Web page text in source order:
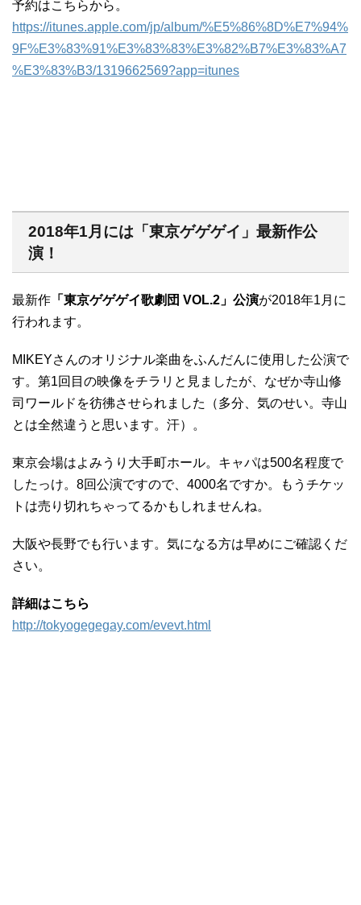
予約はこちらから。
https://itunes.apple.com/jp/album/%E5%86%8D%E7%94%
9F%E3%83%91%E3%83%83%E3%82%B7%E3%83%A7
%E3%83%B3/1319662569?app=itunes
2018年1月には「東京ゲゲゲイ」最新作公
演！
最新作 「東京ゲゲゲイ歌劇団 VOL.2」公演が2018年1月に
行われます。
MIKEYさんのオリジナル楽曲をふんだんに使用した公演で
す。第1回目の映像をチラリと見ましたが、なぜか寺山修
司ワールドを彷彿させられました（多分、気のせい。寺山
とは全然違うと思います。汗）。
東京会場はよみうり大手町ホール。キャパは500名程度で
したっけ。8回公演ですので、4000名ですか。もうチケッ
トは売り切れちゃってるかもしれませんね。
大阪や長野でも行います。気になる方は早めにご確認くだ
さい。
詳細はこちら
http://tokyogegegay.com/evevt.html